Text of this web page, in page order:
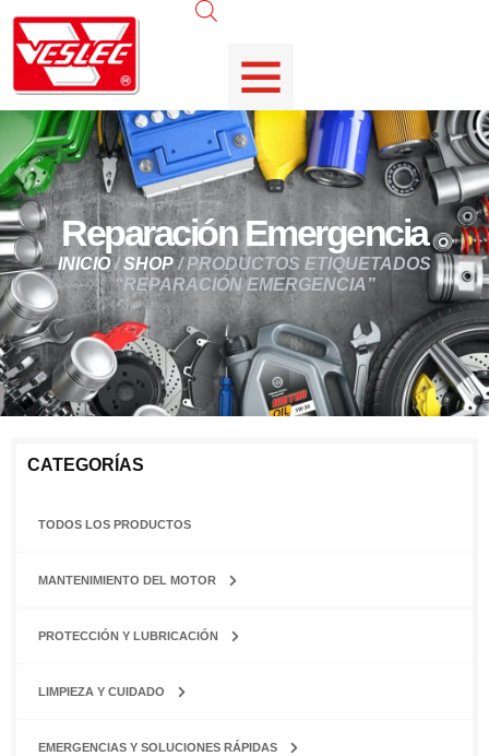
Reparación Emergencia
INICIO /SHOP/ PRODUCTOS ETIQUETADOS
“REPARACIÓN EMERGENCIA”
CATEGORÍAS
TODOS LOS PRODUCTOS
MANTENIMIENTO DEL MOTOR
PROTECCIÓN Y LUBRICACIÓN
LIMPIEZA Y CUIDADO
EMERGENCIAS Y SOLUCIONES RÁPIDAS